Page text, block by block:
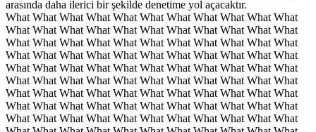
arasında daha ilerici bir şekilde denetime yol açacaktır.
What What What What What What What What What What What
What What What What What What What What What What What
What What What What What What What What What What What
What What What What What What What What What What What
What What What What What What What What What What What
What What What What What What What What What What What
What What What What What What What What What What What
What What What What What What What What What What What
What What What What What What What What What What What